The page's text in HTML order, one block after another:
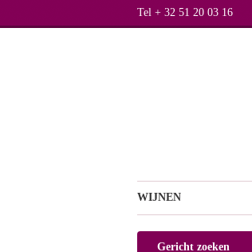
Tel + 32 51 20 03 16
WIJNEN
Gericht zoeken